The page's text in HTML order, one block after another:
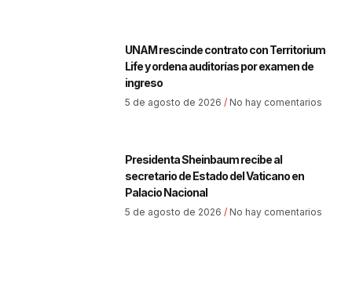
UNAM rescinde contrato con Territorium
Life y ordena auditorías por examen de
ingreso
5 de agosto de 2026 No hay comentarios
Presidenta Sheinbaum recibe al
secretario de Estado del Vaticano en
Palacio Nacional
5 de agosto de 2026 No hay comentarios